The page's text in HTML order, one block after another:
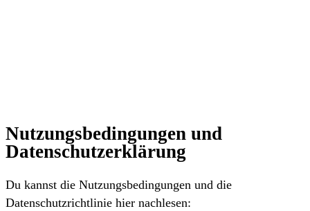
Nutzungsbedingungen und
Datenschutzerklärung
Du kannst die Nutzungsbedingungen und die
Datenschutzrichtlinie hier nachlesen: